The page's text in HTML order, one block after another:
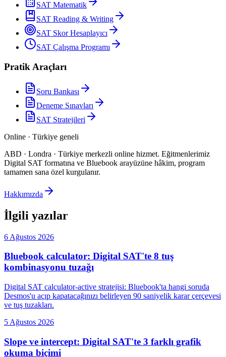
SAT Matematik
SAT Reading & Writing
SAT Skor Hesaplayıcı
SAT Çalışma Programı
Pratik Araçları
Soru Bankası
Deneme Sınavları
SAT Stratejileri
Online · Türkiye geneli
ABD · Londra · Türkiye merkezli online hizmet. Eğitmenlerimiz
Digital SAT formatına ve Bluebook arayüzüne hâkim, program
tamamen sana özel kurgulanır.
Hakkımızda
İlgili yazılar
6 Ağustos 2026
Bluebook calculator: Digital SAT'te 8 tuş
kombinasyonu tuzağı
Digital SAT calculator-active stratejisi: Bluebook'ta hangi soruda
Desmos'u açıp kapatacağınızı belirleyen 90 saniyelik karar çerçevesi
ve tuş tuzakları.
5 Ağustos 2026
Slope ve intercept: Digital SAT'te 3 farklı grafik
okuma biçimi